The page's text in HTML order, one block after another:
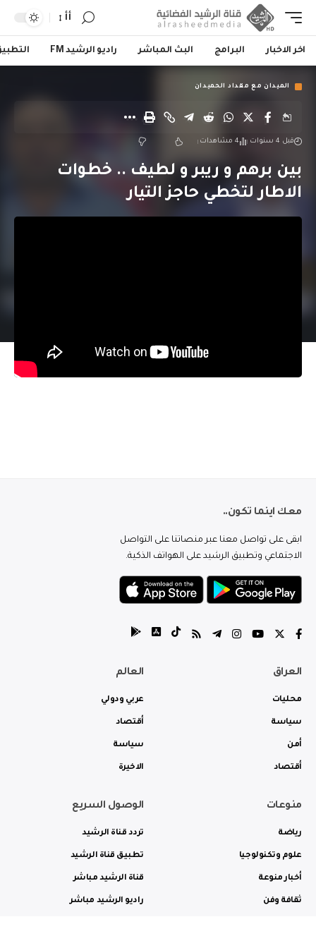
أأ
اخر الاخبار البرامج البث المباشر راديو الرشيد FM
الميدان مع مقداد الحميدان
قبل 4 سنوات 4 مشاهدات
بين برهم و ريبر و لطيف .. خطوات
الاطار لتخطي حاجز التيار
معك اينما تكون..
ابقى على تواصل معنا عبر منصاتنا على التواصل
الاجتماعي وتطبيق الرشيد على الهواتف الذكية.
العراق
محليات
سياسة
أمن
أقتصاد
العالم
عربي ودولي
أقتصاد
سياسة
الاخيرة
منوعات
رياضة
علوم وتكنولوجيا
أخبار منوعة
ثقافة وفن
الوصول السريع
تردد قناة الرشيد
تطبيق قناة الرشيد
قناة الرشيد مباشر
راديو الرشيد مباشر